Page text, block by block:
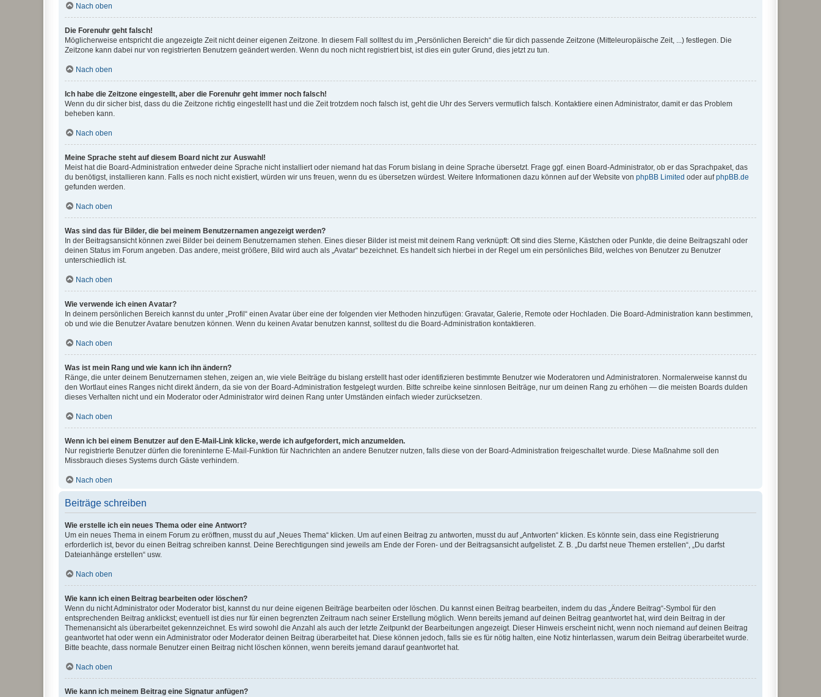
Nach oben
Die Forenuhr geht falsch!
Möglicherweise entspricht die angezeigte Zeit nicht deiner eigenen Zeitzone. In diesem Fall solltest du im „Persönlichen Bereich“ die für dich passende Zeitzone (Mitteleuropäische Zeit, ...) festlegen. Die
Zeitzone kann dabei nur von registrierten Benutzern geändert werden. Wenn du noch nicht registriert bist, ist dies ein guter Grund, dies jetzt zu tun.
Nach oben
Ich habe die Zeitzone eingestellt, aber die Forenuhr geht immer noch falsch!
Wenn du dir sicher bist, dass du die Zeitzone richtig eingestellt hast und die Zeit trotzdem noch falsch ist, geht die Uhr des Servers vermutlich falsch. Kontaktiere einen Administrator, damit er das Problem
beheben kann.
Nach oben
Meine Sprache steht auf diesem Board nicht zur Auswahl!
Meist hat die Board-Administration entweder deine Sprache nicht installiert oder niemand hat das Forum bislang in deine Sprache übersetzt. Frage ggf. einen Board-Administrator, ob er das Sprachpaket, das
du benötigst, installieren kann. Falls es noch nicht existiert, würden wir uns freuen, wenn du es übersetzen würdest. Weitere Informationen dazu können auf der Website von phpBB Limited oder aufphpBB.de
gefunden werden.
Nach oben
Was sind das für Bilder, die bei meinem Benutzernamen angezeigt werden?
In der Beitragsansicht können zwei Bilder bei deinem Benutzernamen stehen. Eines dieser Bilder ist meist mit deinem Rang verknüpft: Oft sind dies Sterne, Kästchen oder Punkte, die deine Beitragszahl oder
deinen Status im Forum angeben. Das andere, meist größere, Bild wird auch als „Avatar“ bezeichnet. Es handelt sich hierbei in der Regel um ein persönliches Bild, welches von Benutzer zu Benutzer
unterschiedlich ist.
Nach oben
Wie verwende ich einen Avatar?
In deinem persönlichen Bereich kannst du unter „Profil“ einen Avatar über eine der folgenden vier Methoden hinzufügen: Gravatar, Galerie, Remote oder Hochladen. Die Board-Administration kann bestimmen,
ob und wie die Benutzer Avatare benutzen können. Wenn du keinen Avatar benutzen kannst, solltest du die Board-Administration kontaktieren.
Nach oben
Was ist mein Rang und wie kann ich ihn ändern?
Ränge, die unter deinem Benutzernamen stehen, zeigen an, wie viele Beiträge du bislang erstellt hast oder identifizieren bestimmte Benutzer wie Moderatoren und Administratoren. Normalerweise kannst du
den Wortlaut eines Ranges nicht direkt ändern, da sie von der Board-Administration festgelegt wurden. Bitte schreibe keine sinnlosen Beiträge, nur um deinen Rang zu erhöhen — die meisten Boards dulden
dieses Verhalten nicht und ein Moderator oder Administrator wird deinen Rang unter Umständen einfach wieder zurücksetzen.
Nach oben
Wenn ich bei einem Benutzer auf den E-Mail-Link klicke, werde ich aufgefordert, mich anzumelden.
Nur registrierte Benutzer dürfen die foreninterne E-Mail-Funktion für Nachrichten an andere Benutzer nutzen, falls diese von der Board-Administration freigeschaltet wurde. Diese Maßnahme soll den
Missbrauch dieses Systems durch Gäste verhindern.
Nach oben
Beiträge schreiben
Wie erstelle ich ein neues Thema oder eine Antwort?
Um ein neues Thema in einem Forum zu eröffnen, musst du auf „Neues Thema“ klicken. Um auf einen Beitrag zu antworten, musst du auf „Antworten“ klicken. Es könnte sein, dass eine Registrierung
erforderlich ist, bevor du einen Beitrag schreiben kannst. Deine Berechtigungen sind jeweils am Ende der Foren- und der Beitragsansicht aufgelistet. Z. B. „Du darfst neue Themen erstellen“, „Du darfst
Dateianhänge erstellen“ usw.
Nach oben
Wie kann ich einen Beitrag bearbeiten oder löschen?
Wenn du nicht Administrator oder Moderator bist, kannst du nur deine eigenen Beiträge bearbeiten oder löschen. Du kannst einen Beitrag bearbeiten, indem du das „Ändere Beitrag“-Symbol für den
entsprechenden Beitrag anklickst; eventuell ist dies nur für einen begrenzten Zeitraum nach seiner Erstellung möglich. Wenn bereits jemand auf deinen Beitrag geantwortet hat, wird dein Beitrag in der
Themenansicht als überarbeitet gekennzeichnet. Es wird sowohl die Anzahl als auch der letzte Zeitpunkt der Bearbeitungen angezeigt. Dieser Hinweis erscheint nicht, wenn noch niemand auf deinen Beitrag
geantwortet hat oder wenn ein Administrator oder Moderator deinen Beitrag überarbeitet hat. Diese können jedoch, falls sie es für nötig halten, eine Notiz hinterlassen, warum dein Beitrag überarbeitet wurde.
Bitte beachte, dass normale Benutzer einen Beitrag nicht löschen können, wenn bereits jemand darauf geantwortet hat.
Nach oben
Wie kann ich meinem Beitrag eine Signatur anfügen?